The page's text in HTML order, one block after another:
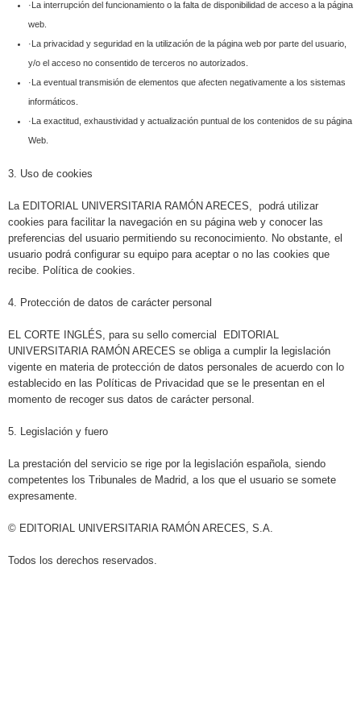
·La interrupción del funcionamiento o la falta de disponibilidad de acceso a la página
web.
·La privacidad y seguridad en la utilización de la página web por parte del usuario,
y/o el acceso no consentido de terceros no autorizados.
·La eventual transmisión de elementos que afecten negativamente a los sistemas
informáticos.
·La exactitud, exhaustividad y actualización puntual de los contenidos de su página
Web.
3. Uso de cookies
La EDITORIAL UNIVERSITARIA RAMÓN ARECES, podrá utilizar
cookies para facilitar la navegación en su página web y conocer las
preferencias del usuario permitiendo su reconocimiento. No obstante, el
usuario podrá configurar su equipo para aceptar o no las cookies que
recibe. Política de cookies.
4. Protección de datos de carácter personal
EL CORTE INGLÉS, para su sello comercial EDITORIAL
UNIVERSITARIA RAMÓN ARECES se obliga a cumplir la legislación
vigente en materia de protección de datos personales de acuerdo con lo
establecido en las Políticas de Privacidad que se le presentan en el
momento de recoger sus datos de carácter personal.
5. Legislación y fuero
La prestación del servicio se rige por la legislación española, siendo
competentes los Tribunales de Madrid, a los que el usuario se somete
expresamente.
© EDITORIAL UNIVERSITARIA RAMÓN ARECES, S.A.
Todos los derechos reservados.